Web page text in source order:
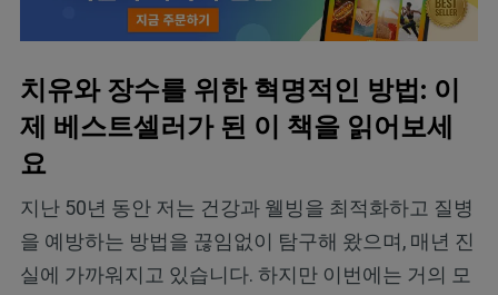
치유와 장수를 위한 혁명적인 방법: 이
제 베스트셀러가 된 이 책을 읽어보세
요
지난 50년 동안 저는 건강과 웰빙을 최적화하고 질병
을 예방하는 방법을 끊임없이 탐구해 왔으며, 매년 진
실에 가까워지고 있습니다. 하지만 이번에는 거의 모